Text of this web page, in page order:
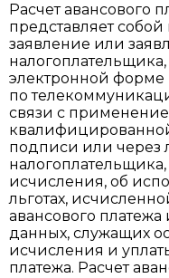
Расчет авансового
представляет
заявление или
электронной
по
связи с
подписи или через
налогоплательщика,
исчисления, об
льготах,
авансового
данных, служащих
исчисления и
платежа. Расчет